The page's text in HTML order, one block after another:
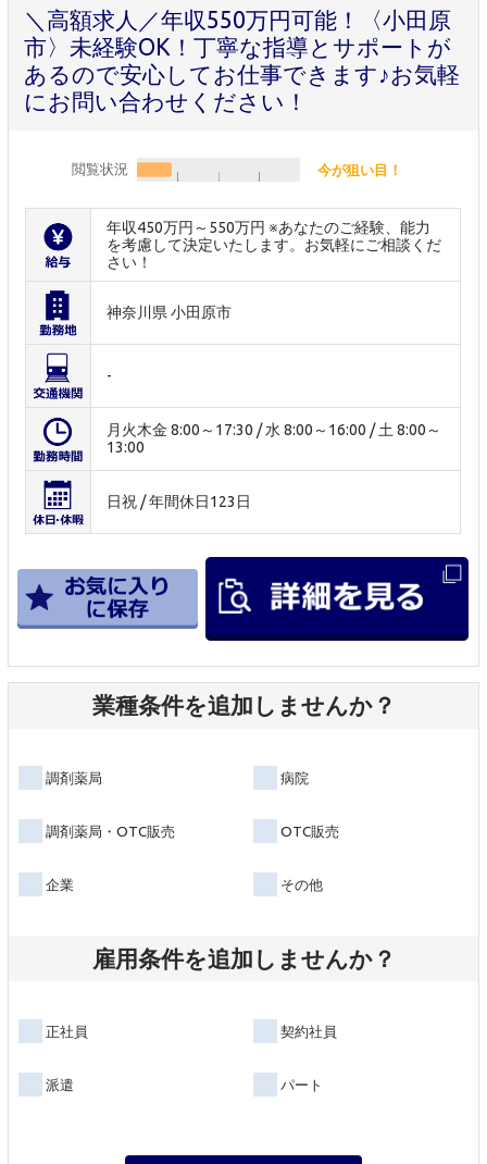
＼高額求人／年収550万円可能！〈小田原
市〉未経験OK！丁寧な指導とサポートが
あるので安心してお仕事できます♪お気軽
にお問い合わせください！
閲覧状況 今が狙い目！
年収450万円～550万円 ※あなたのご経験、能力
を考慮して決定いたします。お気軽にご相談くだ
さい！
神奈川県 小田原市
-
月火木金 8:00～17:30 / 水 8:00～16:00 / 土 8:00～
13:00
日祝 / 年間休日123日
業種条件を追加しませんか？
調剤薬局 病院
調剤薬局・OTC販売 OTC販売
企業 その他
雇用条件を追加しませんか？
正社員 契約社員
派遣 パート